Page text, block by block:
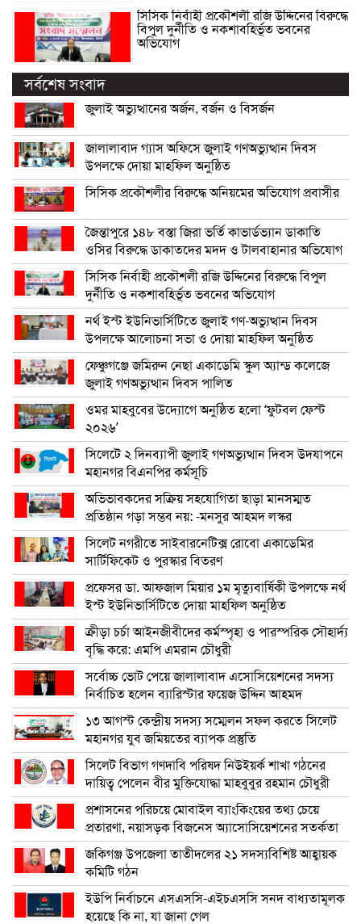
সিসিক নির্বাহী প্রকৌশলী রজি উদ্দিনের বিরুদ্ধে
বিপুল দুর্নীতি ও নকশাবহির্ভূত ভবনের
অভিযোগ
সর্বশেষ সংবাদ
জুলাই অভ্যুত্থানের অর্জন, বর্জন ও বিসর্জন
জালালাবাদ গ্যাস অফিসে জুলাই গণঅভ্যুত্থান দিবস
উপলক্ষে দোয়া মাহফিল অনুষ্ঠিত
সিসিক প্রকৌশলীর বিরুদ্ধে অনিয়মের অভিযোগ প্রবাসীর
জৈন্তাপুরে ১৪৮ বস্তা জিরা ভর্তি কাভার্ডভ্যান ডাকাতি
ওসির বিরুদ্ধে ডাকাতদের মদদ ও টালবাহানার অভিযোগ
সিসিক নির্বাহী প্রকৌশলী রজি উদ্দিনের বিরুদ্ধে বিপুল
দুর্নীতি ও নকশাবহির্ভূত ভবনের অভিযোগ
নর্থ ইস্ট ইউনিভার্সিটিতে জুলাই গণ-অভ্যুত্থান দিবস
উপলক্ষে আলোচনা সভা ও দোয়া মাহফিল অনুষ্ঠিত
ফেঞ্চুগঞ্জে জমিরুন নেছা একাডেমি স্কুল অ্যান্ড কলেজে
জুলাই গণঅভ্যুত্থান দিবস পালিত
ওমর মাহবুবের উদ্যোগে অনুষ্ঠিত হলো ‘ফুটবল ফেস্ট
২০২৬’
সিলেটে ২ দিনব্যাপী জুলাই গণঅভ্যুত্থান দিবস উদযাপনে
মহানগর বিএনপির কর্মসূচি
অভিভাবকদের সক্রিয় সহযোগিতা ছাড়া মানসম্মত
প্রতিষ্ঠান গড়া সম্ভব নয়: -মনসুর আহমদ লস্কর
সিলেট নগরীতে সাইবারনেটিক্স রোবো একাডেমির
সার্টিফিকেট ও পুরস্কার বিতরণ
প্রফেসর ডা. আফজাল মিয়ার ১ম মৃত্যুবার্ষিকী উপলক্ষে নর্থ
ইস্ট ইউনিভার্সিটিতে দোয়া মাহফিল অনুষ্ঠিত
ক্রীড়া চর্চা আইনজীবীদের কর্মস্পৃহা ও পারস্পরিক সৌহার্দ্য
বৃদ্ধি করে: এমপি এমরান চৌধুরী
সর্বোচ্চ ভোট পেয়ে জালালাবাদ এসোসিয়েশনের সদস্য
নির্বাচিত হলেন ব্যারিস্টার ফয়েজ উদ্দিন আহমদ
১৩ আগস্ট কেন্দ্রীয় সদস্য সম্মেলন সফল করতে সিলেট
মহানগর যুব জমিয়তের ব্যাপক প্রস্তুতি
সিলেট বিভাগ গণদাবি পরিষদ নিউইয়র্ক শাখা গঠনের
দায়িত্ব পেলেন বীর মুক্তিযোদ্ধা মাহবুবুর রহমান চৌধুরী
প্রশাসনের পরিচয়ে মোবাইল ব্যাংকিংয়ের তথ্য চেয়ে
প্রতারণা, নয়াসড়ক বিজনেস অ্যাসোসিয়েশনের সতর্কতা
জকিগঞ্জ উপজেলা তাতীদলের ২১ সদস্যবিশিষ্ট আহ্বায়ক
কমিটি গঠন
ইউপি নির্বাচনে এসএসসি-এইচএসসি সনদ বাধ্যতামূলক
হয়েছে কি না, যা জানা গেল